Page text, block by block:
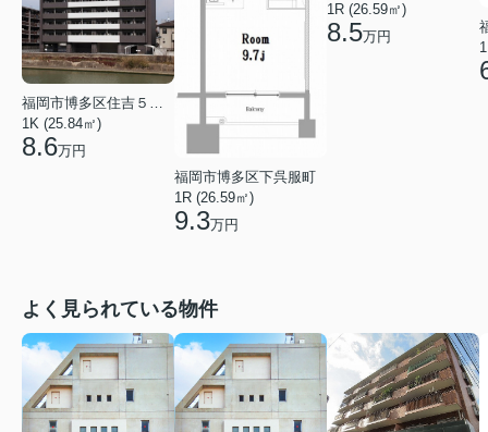
1K (25.84㎡)
8.6万円
福岡市博多区下呉服町
1R (26.59㎡)
9.3万円
1R (26.59㎡)
8.5万円
よく見られている物件